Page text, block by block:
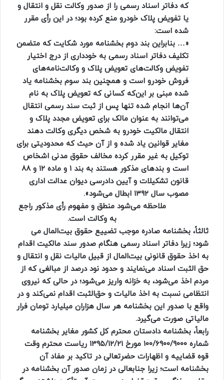
که دفاتر اسناد رسمی را از صدور وکالت نقل و انتقال و
یا تفویض پلاک خودرو منع کرده بود؛ در این رأی مقرر
شده است:
«… بنابراین بند دوم بخشنامه مورد شکایت که متضمن
تکلیف دفاتر اسناد رسمی به خودداری از درج اختیار
تفویض وکالت‌های تعویض پلاک و وکالت‌نامه‌های
فروش خودرو است و همچنین بند سوم بخشنامه یاد
شده مبنی بر این‌که کسانی که تعویض پلاک به نام
آن‌ها انجام شده تنها پس از ثبت سند رسمی انتقال
می‌توانند به عنوان مالک برای تعویض مجدد پلاک و
انتقال مالکیت خودرو به شخص دیگری وکالت دهند
مغایر قوانین یاد شده و از آن حیث که محدودیتی برای
توکیل به غیر مقرر کرده مخالف حقوق مدنی اشخاص
است و بندهای مذکور هستند به بند ۱ و ماده ۱۲ و ۸۸
قانون تشکیلات و آیین دادرسی دیوان عدالت اداری
مصوب سال ۱۳۹۲ ابطال می‌شود».
ملاحظه می‌شود منطق و مفهوم رأی مذکور راجع
به وکالت است.
ثالثاً، بخشنامه صادره موجب تضییع حقوق بیت‌المال می
شود؛ زیرا دفاتر اسناد رسمی هنگام صدور سند مالکیت اقدام
به اخذ حقوق قانونی بیت‌المال از قبیل مالیات نقل و انتقال و
حق الثبت اسناد می‌نمایند و حدود نود درصد از مبالغی که از
مردم اخذ می‌شود، به خزانه واریز می‌شود؛ در حالی که نیروی
انتظامی نسبت به اخذ مالیات و حق‌الثبت اقدام نمی‌کند و در
واقع با صدور این بخشنامه هر سال هزاران میلیارد تومان فرار
مالیاتی صورت می‌گیرد.
رابعاً، بخشنامه دادستان محترم کل کشور مغایر بخشنامه
شماره ۱۰۰/۶۹۰۰/۹۰۰۰ مورخ ۱۳۹۵/۱۲/۲۱ ریاست محترم وقت
قوه قضاییه و اظهارات حضرتعالی در تاکید بر مفاد آن
بخشنامه است؛ زیرا جنابعالی در زمان صدور آن بخشنامه در